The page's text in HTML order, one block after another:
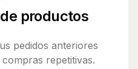
productos
pedidos anteriores
repetitivas.